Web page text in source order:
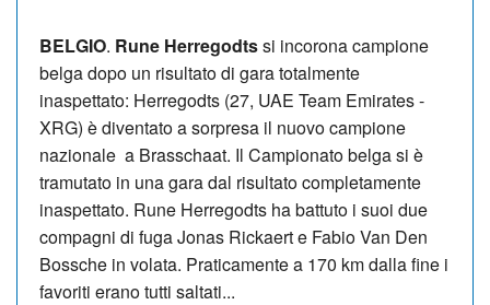
BELGIO. Rune Herregodtssi incorona campione
belga dopo un risultato di gara totalmente
inaspettato: Herregodts (27, UAE Team Emirates -
XRG) è diventato a sorpresa il nuovo campione
nazionale a Brasschaat. Il Campionato belga si è
tramutato in una gara dal risultato completamente
inaspettato. Rune Herregodts ha battuto i suoi due
compagni di fuga Jonas Rickaert e Fabio Van Den
Bossche in volata. Praticamente a 170 km dalla fine i
favoriti erano tutti saltati...